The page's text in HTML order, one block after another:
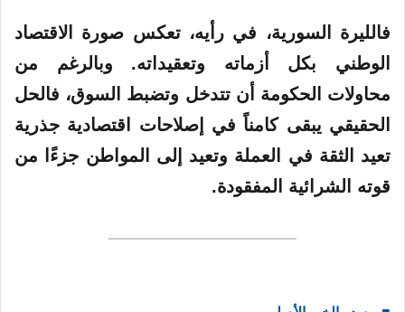
فالليرة السورية، في رأيه، تعكس صورة الاقتصاد
الوطني بكل أزماته وتعقيداته. وبالرغم من
محاولات الحكومة أن تتدخل وتضبط السوق، فالحل
الحقيقي يبقى كامناً في إصلاحات اقتصادية جذرية
تعيد الثقة في العملة وتعيد إلى المواطن جزءًا من
قوته الشرائية المفقودة.